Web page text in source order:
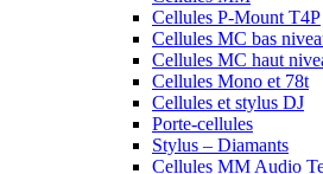
Cellules P-Mount T4P
Cellules MC bas
Cellules MC haut
Cellules Mono et 78t
Cellules et stylus DJ
Porte-cellules
Stylus – Diamants
Cellules MM Audio